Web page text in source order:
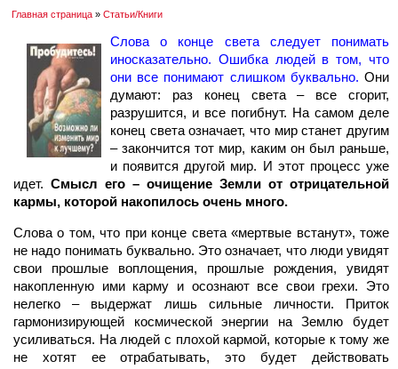
Главная страница » Статьи/Книги
Слова о конце света следует понимать
иносказательно. Ошибка людей в том, что
они все понимают слишком буквально. Они
думают: раз конец света – все сгорит,
разрушится, и все погибнут. На самом деле
конец света означает, что мир станет другим
– закончится тот мир, каким он был раньше,
и появится другой мир. И этот процесс уже
идет. Смысл его – очищение Земли от отрицательной
кармы, которой накопилось очень много.
Слова о том, что при конце света «мертвые встанут», тоже
не надо понимать буквально. Это означает, что люди увидят
свои прошлые воплощения, прошлые рождения, увидят
накопленную ими карму и осознают все свои грехи. Это
нелегко – выдержат лишь сильные личности. Приток
гармонизирующей космической энергии на Землю будет
усиливаться. На людей с плохой кармой, которые к тому же
не хотят ее отрабатывать, это будет действовать